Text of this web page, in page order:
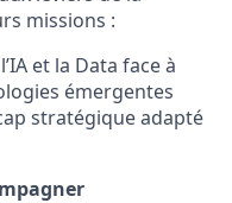
missions :
et la Data face à
émergentes
stratégique adapté